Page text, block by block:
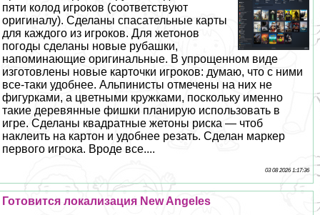
пяти колод игроков (соответствуют
оригиналу). Сделаны спасательные карты
для каждого из игроков. Для жетонов
погоды сделаны новые рубашки,
напоминающие оригинальные. В упрощенном виде
изготовлены новые карточки игроков: думаю, что с ними
все-таки удобнее. Альпинисты отмечены на них не
фигурками, а цветными кружками, поскольку именно
такие деревянные фишки планирую использовать в
игре. Сделаны квадратные жетоны риска — чтоб
наклеить на картон и удобнее резать. Сделан маркер
первого игрока. Вроде все....
03 08 2026 1:17:36
Готовится локализация New Angeles